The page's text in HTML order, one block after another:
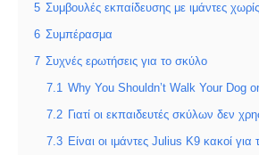
5 Συμβουλές εκπαίδευσης με ιμάντες
6 Συμπέρασμα
7 Συχνές ερωτήσεις για το σκύλο
7.1 Why You Shouldn’t Walk Your Dog
7.2 Γιατί οι εκπαιδευτές σκύλων δεν
7.3 Είναι οι ιμάντες Julius K9 κακοί για